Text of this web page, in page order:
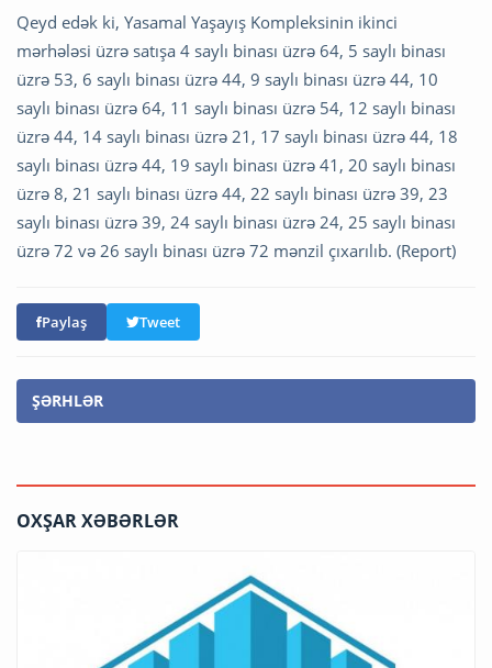
Qeyd edək ki, Yasamal Yaşayış Kompleksinin ikinci
mərhələsi üzrə satışa 4 saylı binası üzrə 64, 5 saylı binası
üzrə 53, 6 saylı binası üzrə 44, 9 saylı binası üzrə 44, 10
saylı binası üzrə 64, 11 saylı binası üzrə 54, 12 saylı binası
üzrə 44, 14 saylı binası üzrə 21, 17 saylı binası üzrə 44, 18
saylı binası üzrə 44, 19 saylı binası üzrə 41, 20 saylı binası
üzrə 8, 21 saylı binası üzrə 44, 22 saylı binası üzrə 39, 23
saylı binası üzrə 39, 24 saylı binası üzrə 24, 25 saylı binası
üzrə 72 və 26 saylı binası üzrə 72 mənzil çıxarılıb. (Report)
Paylaş Tweet
ŞƏRHLƏR
OXŞAR XƏBƏRLƏR